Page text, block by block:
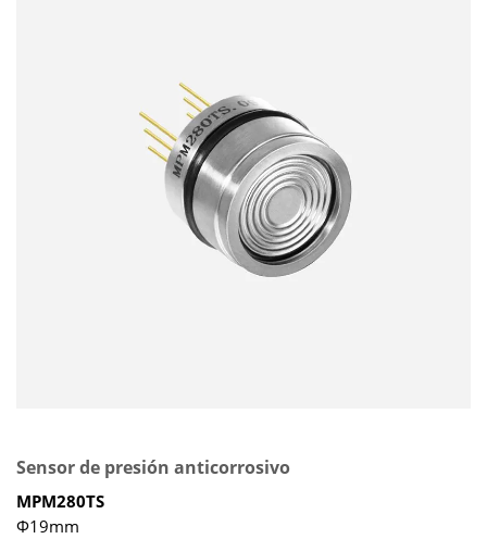
Sensor de presión anticorrosivo
MPM280TS
Φ19mm